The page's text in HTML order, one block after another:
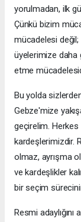
yorulmadan, ilk
Çünkü bizim
mücadelesi değil;
üyelerimize daha
etme
Bu yolda
Gebze'mize
geçirelim. Herkes
kardeşlerimizdir.
olmaz, ayrışma
ve kardeşlikler
bir seçim
Resmi